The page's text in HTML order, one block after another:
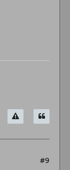
#9